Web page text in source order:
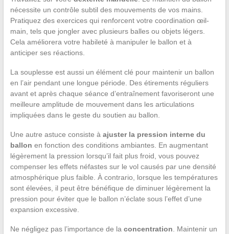
nécessite un contrôle subtil des mouvements de vos mains.
Pratiquez des exercices qui renforcent votre coordination œil-
main, tels que jongler avec plusieurs balles ou objets légers.
Cela améliorera votre habileté à manipuler le ballon et à
anticiper ses réactions.
La souplesse est aussi un élément clé pour maintenir un ballon
en l’air pendant une longue période. Des étirements réguliers
avant et après chaque séance d’entraînement favoriseront une
meilleure amplitude de mouvement dans les articulations
impliquées dans le geste du soutien au ballon.
Une autre astuce consiste à ajuster la pression interne du
ballon en fonction des conditions ambiantes. En augmentant
légèrement la pression lorsqu’il fait plus froid, vous pouvez
compenser les effets néfastes sur le vol causés par une densité
atmosphérique plus faible. À contrario, lorsque les températures
sont élevées, il peut être bénéfique de diminuer légèrement la
pression pour éviter que le ballon n’éclate sous l’effet d’une
expansion excessive.
Ne négligez pas l’importance de la concentration. Maintenir un